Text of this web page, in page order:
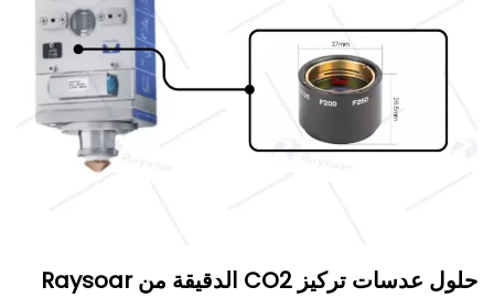
حلول عدسات تركيز CO2 الدقيقة من Raysoar